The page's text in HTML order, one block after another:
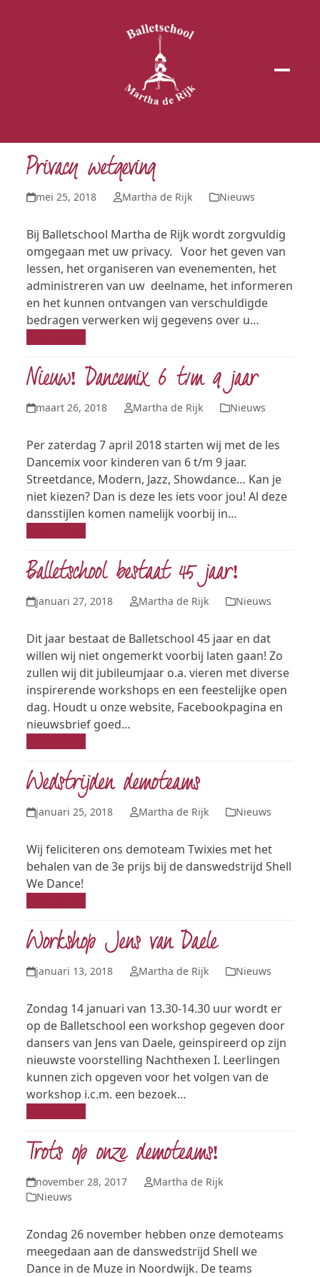
Privacy wetgeving
mei 25, 2018 Martha de Rijk Nieuws
Bij Balletschool Martha de Rijk wordt zorgvuldig
omgegaan met uw privacy. Voor het geven van
lessen, het organiseren van evenementen, het
administreren van uw deelname, het informeren
en het kunnen ontvangen van verschuldigde
bedragen verwerken wij gegevens over u…
Nieuw! Dancemix 6 t/m 9 jaar
maart 26, 2018 Martha de Rijk Nieuws
Per zaterdag 7 april 2018 starten wij met de les
Dancemix voor kinderen van 6 t/m 9 jaar.
Streetdance, Modern, Jazz, Showdance… Kan je
niet kiezen? Dan is deze les iets voor jou! Al deze
dansstijlen komen namelijk voorbij in…
Balletschool bestaat 45 jaar!
januari 27, 2018 Martha de Rijk Nieuws
Dit jaar bestaat de Balletschool 45 jaar en dat
willen wij niet ongemerkt voorbij laten gaan! Zo
zullen wij dit jubileumjaar o.a. vieren met diverse
inspirerende workshops en een feestelijke open
dag. Houdt u onze website, Facebookpagina en
nieuwsbrief goed…
Wedstrijden demoteams
januari 25, 2018 Martha de Rijk Nieuws
Wij feliciteren ons demoteam Twixies met het
behalen van de 3e prijs bij de danswedstrijd Shell
We Dance!
Workshop Jens van Daele
januari 13, 2018 Martha de Rijk Nieuws
Zondag 14 januari van 13.30-14.30 uur wordt er
op de Balletschool een workshop gegeven door
dansers van Jens van Daele, geinspireerd op zijn
nieuwste voorstelling Nachthexen I. Leerlingen
kunnen zich opgeven voor het volgen van de
workshop i.c.m. een bezoek…
Trots op onze demoteams!
november 28, 2017
Martha de Rijk
Nieuws
Zondag 26 november hebben onze demoteams
meegedaan aan de danswedstrijd Shell we
Dance in de Muze in Noordwijk. De teams